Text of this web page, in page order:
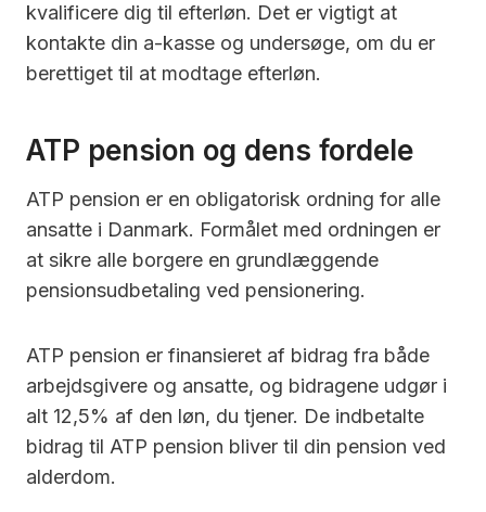
kvalificere dig til efterløn. Det er vigtigt at
kontakte din a-kasse og undersøge, om du er
berettiget til at modtage efterløn.
ATP pension og dens fordele
ATP pension er en obligatorisk ordning for alle
ansatte i Danmark. Formålet med ordningen er
at sikre alle borgere en grundlæggende
pensionsudbetaling ved pensionering.
ATP pension er finansieret af bidrag fra både
arbejdsgivere og ansatte, og bidragene udgør i
alt 12,5% af den løn, du tjener. De indbetalte
bidrag til ATP pension bliver til din pension ved
alderdom.